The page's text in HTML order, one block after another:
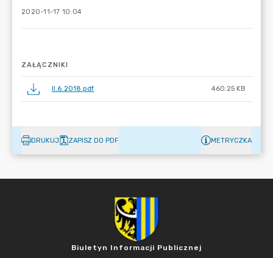
2020-11-17 10:04
ZAŁĄCZNIKI
II.6.2018.pdf 460.25 KB
DRUKUJ ZAPISZ DO PDF METRYCZKA
Biuletyn Informacji Publicznej